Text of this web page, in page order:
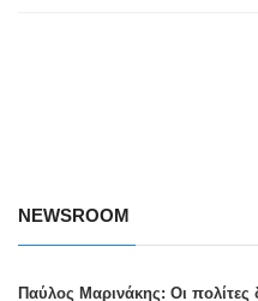
NEWSROOM
Παύλος Μαρινάκης: Οι πολίτες